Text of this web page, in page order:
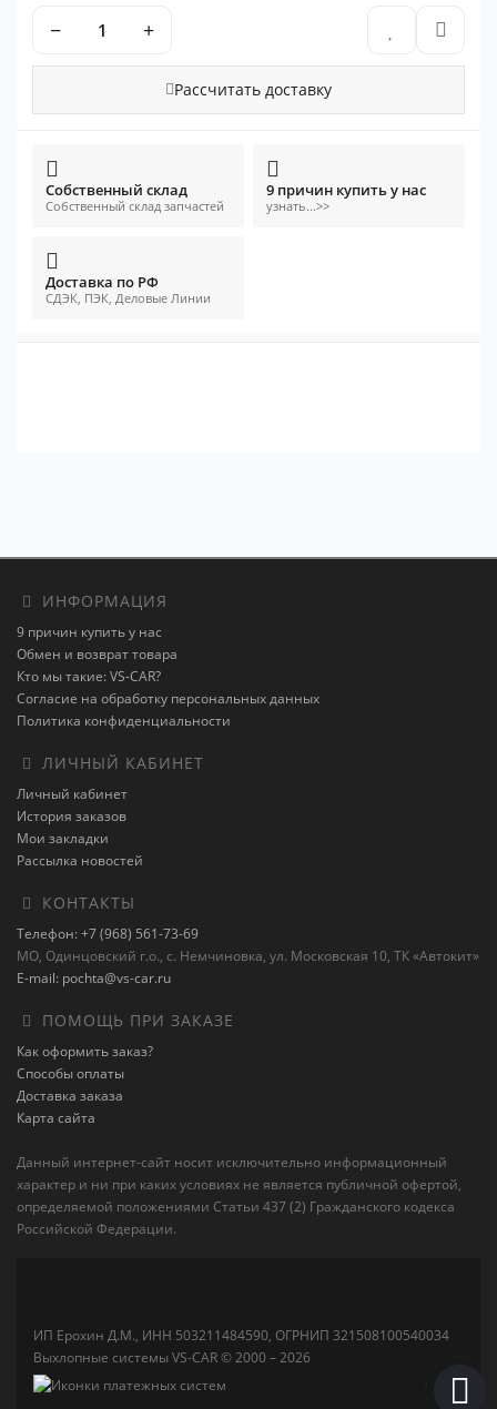
− +
Рассчитать доставку
Собственный склад
Собственный склад запчастей
9 причин купить у нас
узнать...>>
Доставка по РФ
СДЭК, ПЭК, Деловые Линии
ИНФОРМАЦИЯ
9 причин купить у нас
Обмен и возврат товара
Кто мы такие: VS-CAR?
Согласие на обработку персональных данных
Политика конфиденциальности
ЛИЧНЫЙ КАБИНЕТ
Личный кабинет
История заказов
Мои закладки
Рассылка новостей
КОНТАКТЫ
Телефон: +7 (968) 561-73-69
МО, Одинцовский г.о., с. Немчиновка, ул. Московская 10, ТК «Автокит»
E-mail: pochta@vs-car.ru
ПОМОЩЬ ПРИ ЗАКАЗЕ
Как оформить заказ?
Способы оплаты
Доставка заказа
Карта сайта
Данный интернет-сайт носит исключительно информационный
характер и ни при каких условиях не является публичной офертой,
определяемой положениями Статьи 437 (2) Гражданского кодекса
Российской Федерации.
ИП Ерохин Д.М., ИНН 503211484590, ОГРНИП 321508100540034
Выхлопные системы VS-CAR © 2000 – 2026